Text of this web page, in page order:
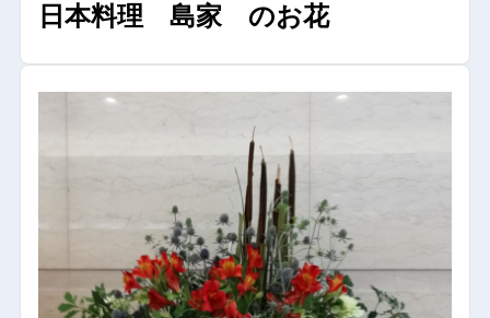
日本料理 島家 のお花